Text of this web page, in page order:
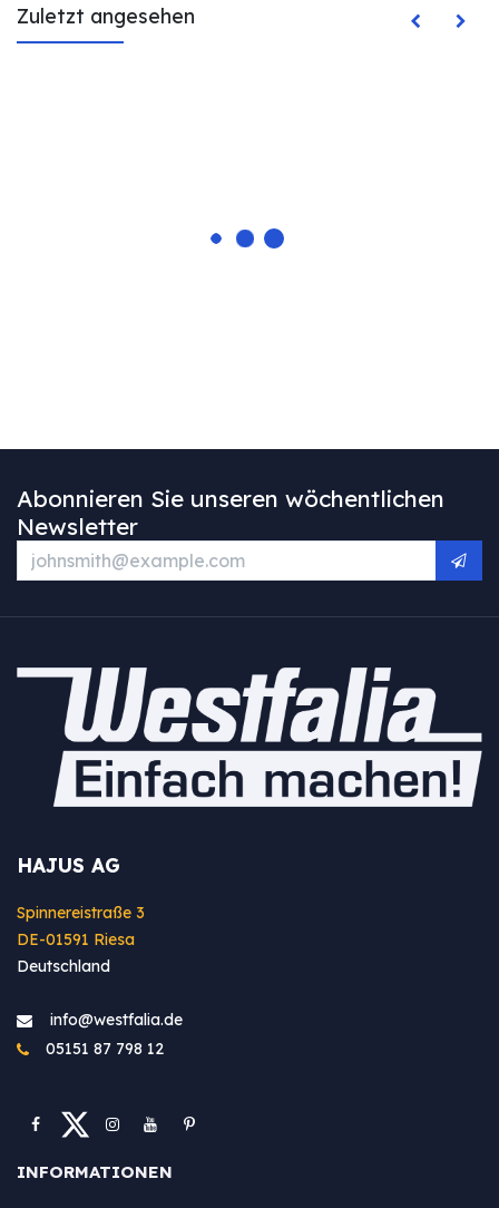
Zuletzt angesehen
Abonnieren Sie unseren wöchentlichen
Newsletter
HAJUS AG
Spinnereistraße 3
DE-01591 Riesa
Deutschland
info@westfa​lia.de
05151 87 798 12
INFORMATIONEN